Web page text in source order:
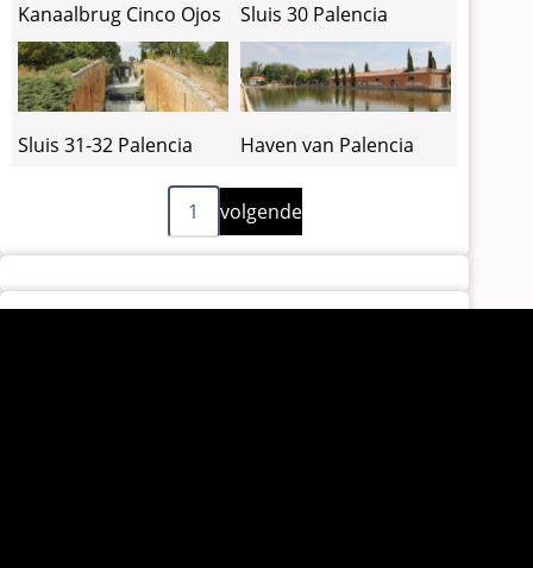
Kanaalbrug Cinco Ojos Sluis 30 Palencia
Sluis 31-32 Palencia Haven van Palencia
1
Volgende
pagina
volgende